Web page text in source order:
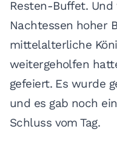
Resten-Buffet.
Nachtessen hoher
mittelalterliche
weitergeholfen
gefeiert. Es wurde
und es gab noch
Schluss vom Tag.